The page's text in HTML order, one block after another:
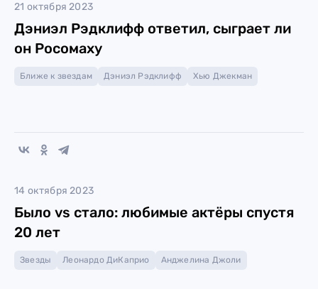
21 октября 2023
Дэниэл Рэдклифф ответил, сыграет ли
он Росомаху
Ближе к звездам Дэниэл Рэдклифф Хью Джекман
14 октября 2023
Было vs стало: любимые актёры спустя
20 лет
Звезды Леонардо ДиКаприо Анджелина Джоли